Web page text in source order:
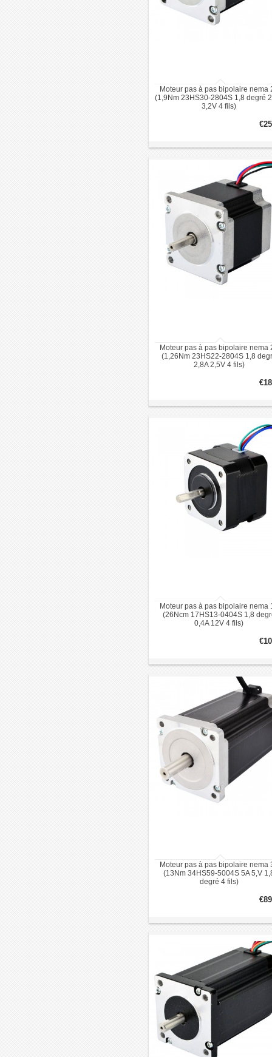
Moteur pas à pas bipolaire nema
(1,9Nm 23HS30-2804S 1,8 degré
3,2V 4 fils)
Moteur pas à pas bipolaire nema
(1,26Nm 23HS22-2804S 1,8
2,8A 2,5V 4 fils)
Moteur pas à pas bipolaire nema
(26Ncm 17HS13-0404S 1,8
0,4A 12V 4 fils)
Moteur pas à pas bipolaire nema
(13Nm 34HS59-5004S 5A 5,V
degré 4 fils)